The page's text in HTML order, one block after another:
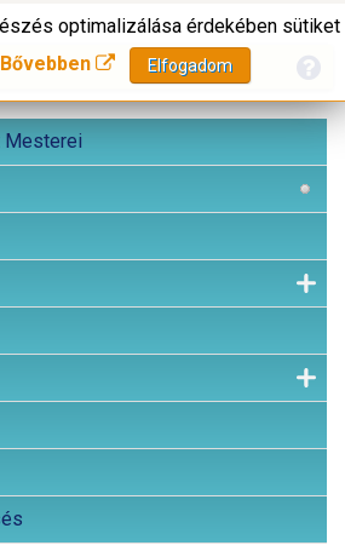
Mesterei
optimalizálása érdekében sütiket
Bővebben Elfogadom